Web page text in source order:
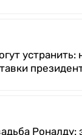
устранить:
Роналду: